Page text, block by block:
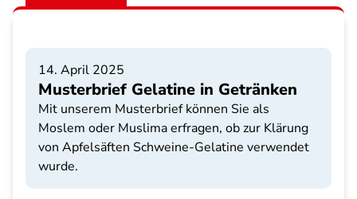
14. April 2025
Musterbrief Gelatine in Getränken
Mit unserem Musterbrief können Sie als
Moslem oder Muslima erfragen, ob zur Klärung
von Apfelsäften Schweine-Gelatine verwendet
wurde.